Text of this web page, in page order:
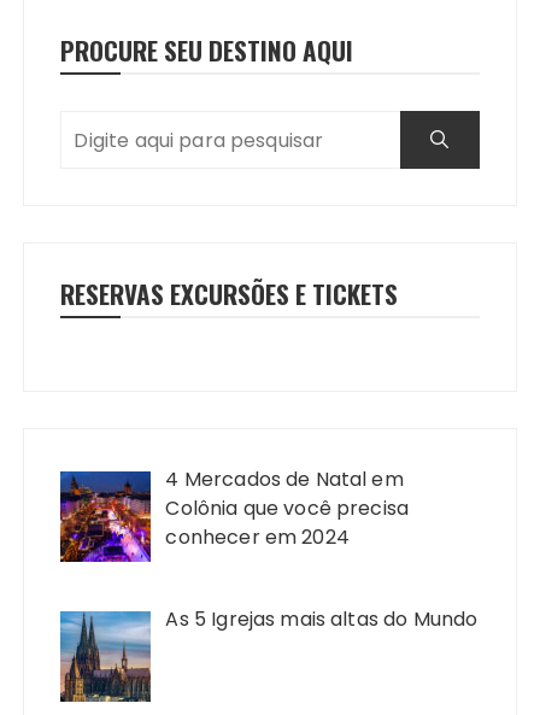
PROCURE SEU DESTINO AQUI
RESERVAS EXCURSÕES E TICKETS
4 Mercados de Natal em
Colônia que você precisa
conhecer em 2024
As 5 Igrejas mais altas do Mundo